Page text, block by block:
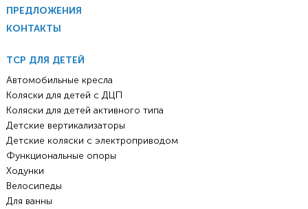
ПРЕДЛОЖЕНИЯ
КОНТАКТЫ
ТСР ДЛЯ ДЕТЕЙ
Автомобильные кресла
Коляски для детей с ДЦП
Коляски для детей активного типа
Детские вертикализаторы
Детские коляски с электроприводом
Функциональные опоры
Ходунки
Велосипеды
Для ванны